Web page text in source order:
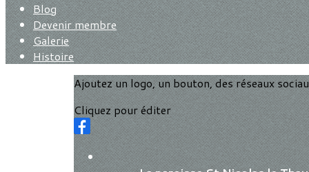
Blog
Devenir membre
Galerie
Histoire
Ajoutez un logo, un bouton, des réseaux
Cliquez pour éditer